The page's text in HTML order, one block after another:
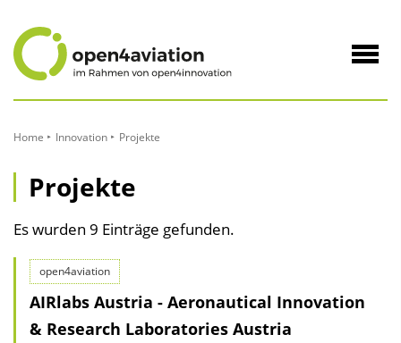
Inhalt
Home Innovation Projekte
Projekte
Es wurden 9 Einträge gefunden.
open4aviation
AIRlabs Austria - Aeronautical Innovation
& Research Laboratories Austria